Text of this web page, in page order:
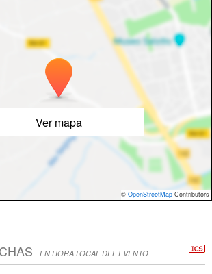
Ver mapa
© OpenStreetMap Contributors
EN HORA LOCAL DEL EVENTO